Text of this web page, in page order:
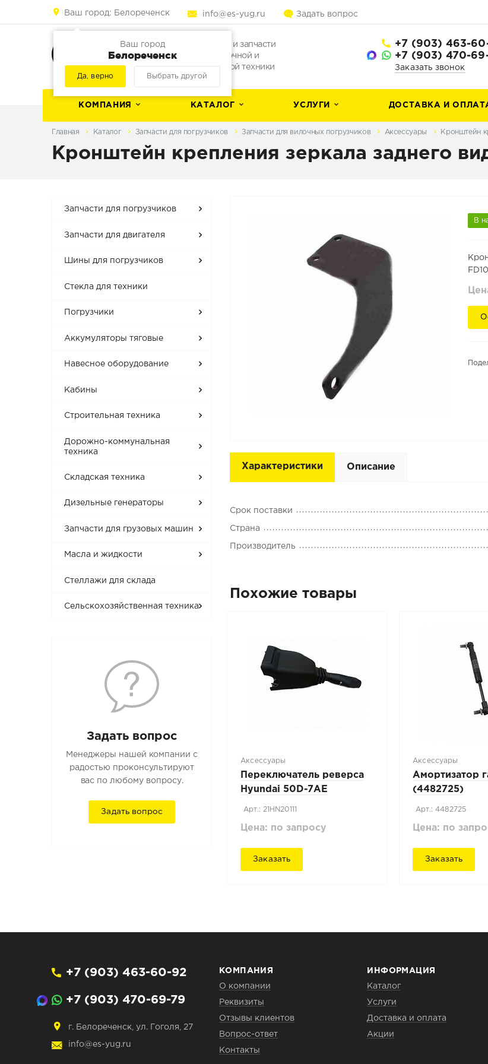
Ваш город: Белореченск
Ваш город
Белореченск
Да, верно Выбрать другой
info@es-yug.ru Задать вопрос
Погрузчики и запчасти
для погрузочной и
строительной техники
+7 (903) 463-
+7 (903) 470-
Заказать звонок
КОМПАНИЯ КАТАЛОГ УСЛУГИ ДОСТАВКА И
Главная Каталог Запчасти для погрузчиков Запчасти для вилочных погрузчиков Аксессуары Кронштейн
Кронштейн крепления зеркала заднего
Запчасти для погрузчиков
Запчасти для двигателя
Шины для погрузчиков
Стекла для техники
Погрузчики
Аккумуляторы тяговые
Навесное оборудование
Кабины
Строительная техника
Дорожно-коммунальная
техника
Складская техника
Дизельные генераторы
Запчасти для грузовых машин
Масла и жидкости
Стеллажи для склада
Сельскохозяйственная техника
Задать вопрос
Менеджеры нашей компании с
радостью проконсультируют
вас по любому вопросу.
Задать вопрос
В
Характеристики Описание
Срок поставки
Страна
Производитель
Похожие товары
Аксессуары
Переключатель реверса
Hyundai 50D-7AE
Арт.: 21HN20111
Цена: по запросу
Заказать
Аксессуары
Амортизатор
(4482725)
Арт.: 4482725
Цена: по
Заказать
+7 (903) 463-60-92
+7 (903) 470-69-79
г. Белореченск, ул. Гоголя, 27
info@es-yug.ru
КОМПАНИЯ
О компании
Реквизиты
Отзывы клиентов
Вопрос-ответ
Контакты
ИНФОРМАЦИЯ
Каталог
Услуги
Доставка и оплата
Акции